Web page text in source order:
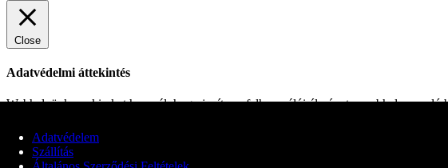
Adatvédelem
Szállítás
Close
Adatvédelmi áttekintés
Webhelyünk cookie-kat használ, hogy javítsa a felhasználói élményt a webhelyen
cookie-k csak az Ön hozzájárulásával kerülnek tárolásra a böngészőjében.
élményére.
Alapvető Cookiek